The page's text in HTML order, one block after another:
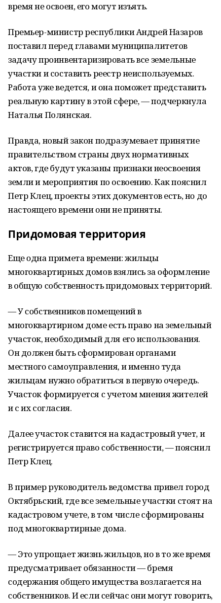
время не освоен, его могут изъять.
Премьер-министр республики Андрей Назаров
поставил перед главами муниципалитетов
задачу проинвентаризировать все земельные
участки и составить реестр неиспользуемых.
Работа уже ведется, и она поможет представить
реальную картину в этой сфере, — подчеркнула
Наталья Полянская.
Правда, новый закон подразумевает принятие
правительством страны двух нормативных
актов, где будут указаны признаки неосвоения
земли и мероприятия по освоению. Как пояснил
Петр Клец, проекты этих документов есть, но до
настоящего времени они не приняты.
Придомовая территория
Еще одна примета времени: жильцы
многоквартирных домов взялись за оформление
в общую собственность придомовых территорий.
— У собственников помещений в
многоквартирном доме есть право на земельный
участок, необходимый для его использования.
Он должен быть сформирован органами
местного самоуправления, и именно туда
жильцам нужно обратиться в первую очередь.
Участок формируется с учетом мнения жителей
и с их согласия.
Далее участок ставится на кадастровый учет, и
регистрируется право собственности, — пояснил
Петр Клец.
В пример руководитель ведомства привел город
Октябрьский, где все земельные участ­ки стоят на
кадастровом учете, в том числе сформированы
под многоквартирные дома.
— Это упрощает жизнь жильцов, но в то же время
преду­сматривает обязанности — бремя
содержания общего имущества возлагается на
собственников. И если сейчас они могут говорить,